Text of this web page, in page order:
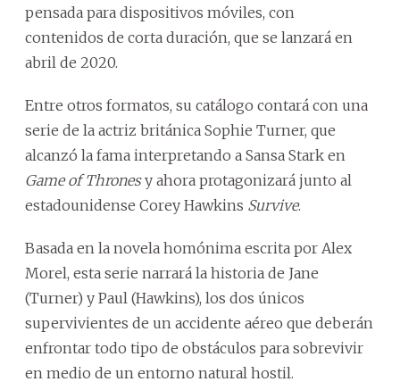
pensada para dispositivos móviles, con
contenidos de corta duración, que se lanzará en
abril de 2020.
Entre otros formatos, su catálogo contará con una
serie de la actriz británica Sophie Turner, que
alcanzó la fama interpretando a Sansa Stark en
Game of Thronesy ahora protagonizará junto al
estadounidense Corey Hawkins Survive.
Basada en la novela homónima escrita por Alex
Morel, esta serie narrará la historia de Jane
(Turner) y Paul (Hawkins), los dos únicos
supervivientes de un accidente aéreo que deberán
enfrontar todo tipo de obstáculos para sobrevivir
en medio de un entorno natural hostil.